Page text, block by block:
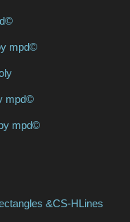
mpd©
mpd©
mpd©
&CS-HLines